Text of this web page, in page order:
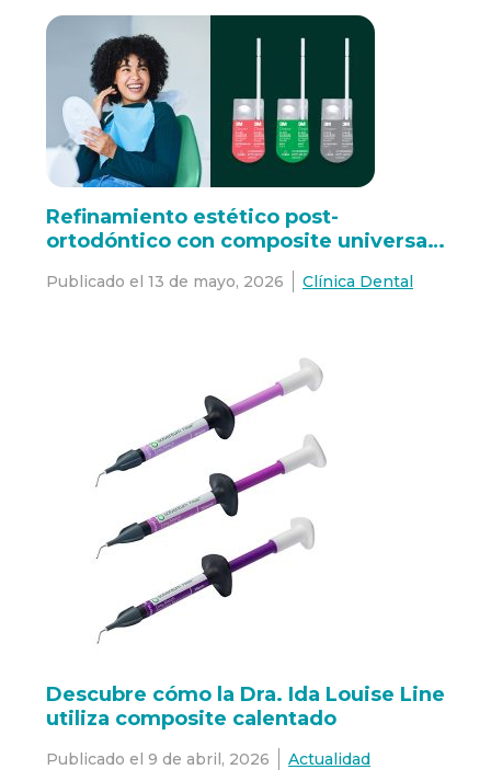
Refinamiento estético post-
ortodóntico con composite universal
3M™ Filtek™ Easy Match
Publicado el 13 de mayo, 2026 Clínica Dental
Descubre cómo la Dra. Ida Louise Line
utiliza composite calentado
Publicado el 9 de abril, 2026 Actualidad